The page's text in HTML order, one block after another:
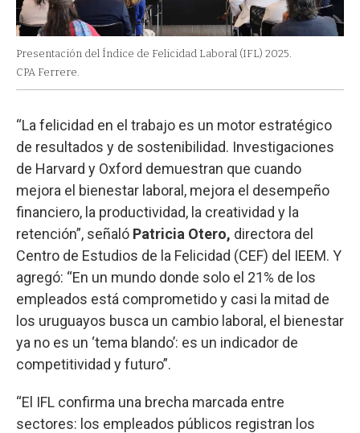
Presentación del Índice de Felicidad Laboral (IFL) 2025.
CPA Ferrere.
“La felicidad en el trabajo es un motor estratégico
de resultados y de sostenibilidad. Investigaciones
de Harvard y Oxford demuestran que cuando
mejora el bienestar laboral, mejora el desempeño
financiero, la productividad, la creatividad y la
retención”, señaló Patricia Otero, directora del
Centro de Estudios de la Felicidad (CEF) del IEEM. Y
agregó: “En un mundo donde solo el 21% de los
empleados está comprometido y casi la mitad de
los uruguayos busca un cambio laboral, el bienestar
ya no es un ‘tema blando’: es un indicador de
competitividad y futuro”.
“El IFL confirma una brecha marcada entre
sectores: los empleados públicos registran los